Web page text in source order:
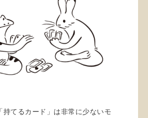
持てるカード」は非常に少ないモ